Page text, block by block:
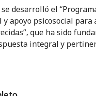
desarrolló el
apoyo psicosocial para
que ha sido
integral y